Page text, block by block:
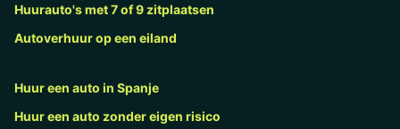
Huurauto's met 7 of 9 zitplaatsen
Autoverhuur op een eiland
Huur een auto in Spanje
Huur een auto zonder eigen risico